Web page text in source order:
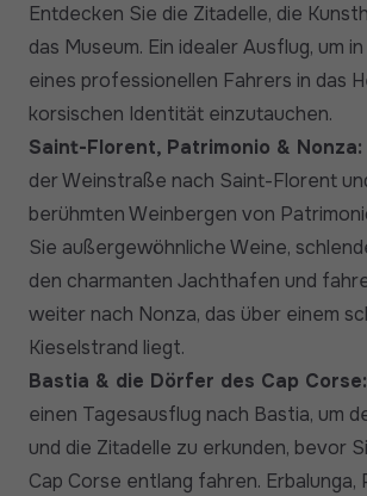
Entdecken Sie die Zitadelle, die
das Museum. Ein idealer Ausflug, um
eines professionellen Fahrers in das
korsischen Identität einzutauchen.
Saint-Florent, Patrimonio & Nonza:
der Weinstraße nach Saint-Florent
berühmten Weinbergen von
Sie außergewöhnliche Weine,
den charmanten Jachthafen und
weiter nach Nonza, das über einem
Kieselstrand liegt.
Bastia & die Dörfer des Cap Corse:
einen Tagesausflug nach Bastia, um
und die Zitadelle zu erkunden, bevor
Cap Corse entlang fahren. Erbalunga,